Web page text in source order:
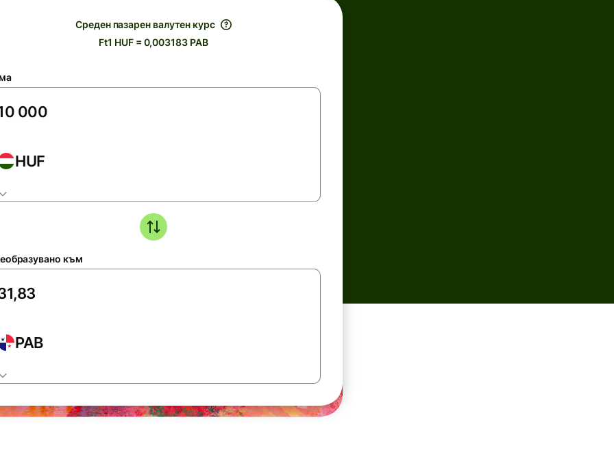
Среден пазарен валутен курс
Ft1 HUF = 0,003183 PAB
HUF
към
PAB